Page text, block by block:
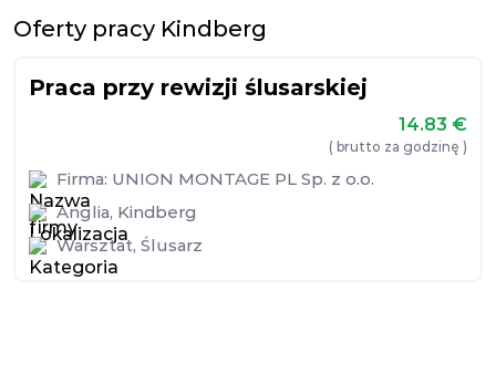
Oferty pracy Kindberg
Praca przy rewizji ślusarskiej
14.83 €
( brutto za godzinę )
Firma: UNION MONTAGE PL Sp. z o.o.
Anglia, Kindberg
Warsztat, Ślusarz